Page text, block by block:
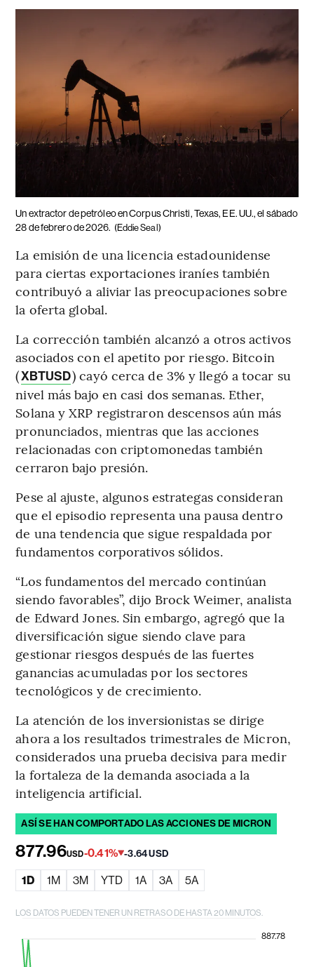
Un extractor de petróleo en Corpus Christi, Texas, EE. UU., el sábado
28 de febrero de 2026. (Eddie Seal)
La emisión de una licencia estadounidense
para ciertas exportaciones iraníes también
contribuyó a aliviar las preocupaciones sobre
la oferta global.
La corrección también alcanzó a otros activos
asociados con el apetito por riesgo. Bitcoin
(XBTUSD) cayó cerca de 3% y llegó a tocar su
nivel más bajo en casi dos semanas. Ether,
Solana y XRP registraron descensos aún más
pronunciados, mientras que las acciones
relacionadas con criptomonedas también
cerraron bajo presión.
Pese al ajuste, algunos estrategas consideran
que el episodio representa una pausa dentro
de una tendencia que sigue respaldada por
fundamentos corporativos sólidos.
“Los fundamentos del mercado continúan
siendo favorables”, dijo Brock Weimer, analista
de Edward Jones. Sin embargo, agregó que la
diversificación sigue siendo clave para
gestionar riesgos después de las fuertes
ganancias acumuladas por los sectores
tecnológicos y de crecimiento.
La atención de los inversionistas se dirige
ahora a los resultados trimestrales de Micron,
considerados una prueba decisiva para medir
la fortaleza de la demanda asociada a la
inteligencia artificial.
ASÍ SE HAN COMPORTADO LAS ACCIONES DE MICRON
877.96USD-0.41% -3.64 USD
1D 1M 3M YTD 1A 3A 5A
LOS DATOS PUEDEN TENER UN RETRASO DE HASTA 20 MINUTOS.
887.78